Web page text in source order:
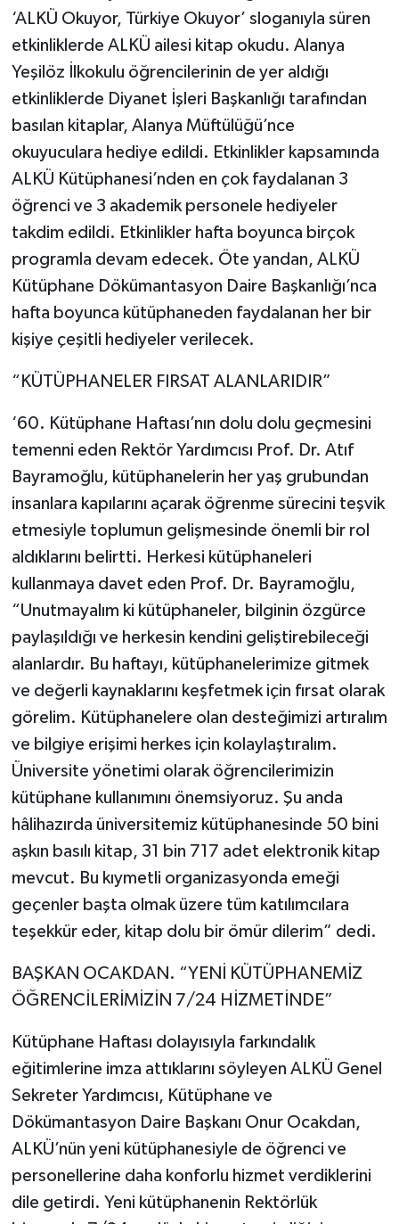
‘ALKÜ Okuyor, Türkiye Okuyor’ sloganıyla süren
etkinliklerde ALKÜ ailesi kitap okudu. Alanya
Yeşilöz İlkokulu öğrencilerinin de yer aldığı
etkinliklerde Diyanet İşleri Başkanlığı tarafından
basılan kitaplar, Alanya Müftülüğü’nce
okuyuculara hediye edildi. Etkinlikler kapsamında
ALKÜ Kütüphanesi’nden en çok faydalanan 3
öğrenci ve 3 akademik personele hediyeler
takdim edildi. Etkinlikler hafta boyunca birçok
programla devam edecek. Öte yandan, ALKÜ
Kütüphane Dökümantasyon Daire Başkanlığı’nca
hafta boyunca kütüphaneden faydalanan her bir
kişiye çeşitli hediyeler verilecek.
“KÜTÜPHANELER FIRSAT ALANLARIDIR”
‘60. Kütüphane Haftası’nın dolu dolu geçmesini
temenni eden Rektör Yardımcısı Prof. Dr. Atıf
Bayramoğlu, kütüphanelerin her yaş grubundan
insanlara kapılarını açarak öğrenme sürecini teşvik
etmesiyle toplumun gelişmesinde önemli bir rol
aldıklarını belirtti. Herkesi kütüphaneleri
kullanmaya davet eden Prof. Dr. Bayramoğlu,
“Unutmayalım ki kütüphaneler, bilginin özgürce
paylaşıldığı ve herkesin kendini geliştirebileceği
alanlardır. Bu haftayı, kütüphanelerimize gitmek
ve değerli kaynaklarını keşfetmek için fırsat olarak
görelim. Kütüphanelere olan desteğimizi artıralım
ve bilgiye erişimi herkes için kolaylaştıralım.
Üniversite yönetimi olarak öğrencilerimizin
kütüphane kullanımını önemsiyoruz. Şu anda
hâlihazırda üniversitemiz kütüphanesinde 50 bini
aşkın basılı kitap, 31 bin 717 adet elektronik kitap
mevcut. Bu kıymetli organizasyonda emeği
geçenler başta olmak üzere tüm katılımcılara
teşekkür eder, kitap dolu bir ömür dilerim” dedi.
BAŞKAN OCAKDAN. “YENİ KÜTÜPHANEMİZ
ÖĞRENCİLERİMİZİN 7/24 HİZMETİNDE”
Kütüphane Haftası dolayısıyla farkındalık
eğitimlerine imza attıklarını söyleyen ALKÜ Genel
Sekreter Yardımcısı, Kütüphane ve
Dökümantasyon Daire Başkanı Onur Ocakdan,
ALKÜ’nün yeni kütüphanesiyle de öğrenci ve
personellerine daha konforlu hizmet verdiklerini
dile getirdi. Yeni kütüphanenin Rektörlük